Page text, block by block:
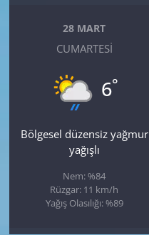
28 MART
CUMARTESI
6°
Bölgesel düzensiz yağmur
yağışlı
Nem: %84
Rüzgar: 11 km/h
Yağış Olasılığı: %89